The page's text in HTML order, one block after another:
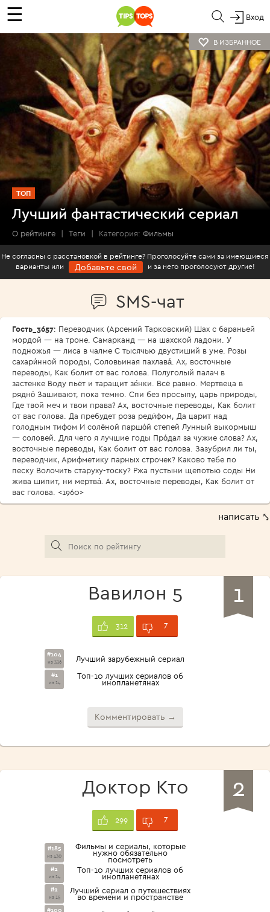
☰ Вход
В ИЗБРАННОЕ
ТОП
Лучший фантастический сериал
О рейтинге | Теги | Категория: Фильмы
Не согласны с расстановкой в рейтинге? Проголосуйте сами за имеющиеся
варианты или
Добавьте свой и за него проголосуют другие!
SMS-чат
Гость_3657: Переводчик (Арсений Тарковский) Шах с бараньей
мордой — на троне. Самарканд — на шахской ладони. У
подножья — лиса в чалме С тысячью двустиший в уме. Розы
сахари́нной породы, Соловьиная пахлава́. Ах, восточные
переводы, Как болит от вас голова. Полуголый палач в
застенке Воду пьёт и таращит зе́нки. Всё равно. Мертвеца в
рядно́ Зашивают, пока темно. Спи без просыпу, царь природы,
Где твой меч и твои права? Ах, восточные переводы, Как болит
от вас голова. Да пребудет роза реди́фом, Да царит над
голодным тифом И солёной паршо́й степей Лунный выкормыш
— соловей. Для чего я лучшие годы Про́дал за чужие слова? Ах,
восточные переводы, Как болит от вас голова. Зазубрил ли ты,
переводчик, Арифметику парных строчек? Каково тебе по
песку Волочить старуху-тоску? Ржа пустыни щепотью соды Ни
жива шипит, ни мертва́. Ах, восточные переводы, Как болит от
вас голова. <1960>
написать ⤣
1
Вавилон 5
312 7
#104
из 336 Лучший зарубежный сериал
#1
из 14
Топ-10 лучших сериалов об
инопланетянах
Комментировать →
2
Доктор Кто
299 7
#185
из 430
Фильмы и сериалы, которые
нужно обязательно
посмотреть
#2
из 14
Топ-10 лучших сериалов об
инопланетянах
#2
из 15
Лучший сериал о путешествиях
во времени и пространстве
#100